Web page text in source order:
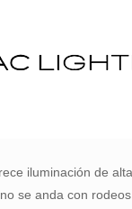
iluminación de
se anda con